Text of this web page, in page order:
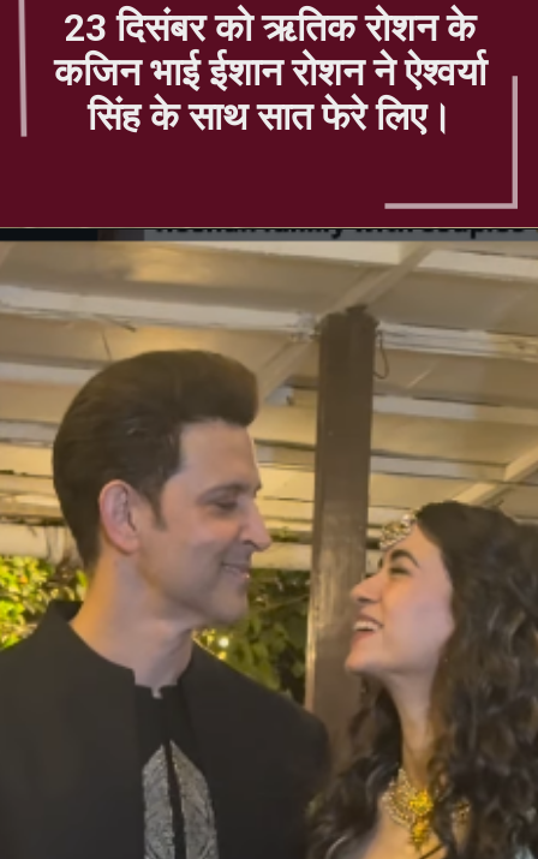
23 दिसंबर को ऋतिक रोशन के
कजिन भाई ईशान रोशन ने ऐश्वर्या
सिंह के साथ सात फेरे लिए।